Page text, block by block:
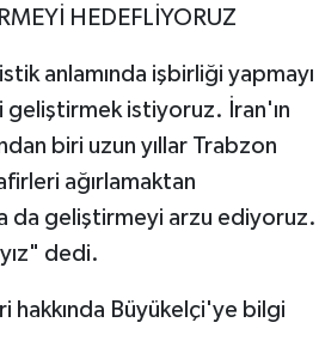
HEDEFLİYORUZ
anlamında işbirliği yapmayı
istiyoruz. İran'ın
biri uzun yıllar Trabzon
ağırlamaktan
da geliştirmeyi arzu ediyoruz.
dedi.
Büyükelçi'ye bilgi